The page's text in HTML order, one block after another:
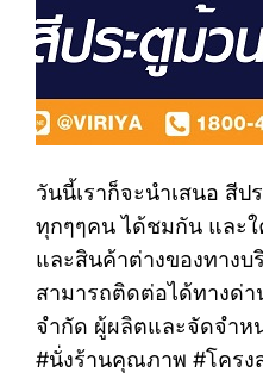
วันนี้เราก็จะนำเสนอ สี
ทุกๆๆคน ได้ชมกัน และ
และสินค้าต่างของทางบ
สามารถติดต่อได้ทางด่า
จำกัด ผู้ผลิตและจัดจำห
#นั่งร้านคุณภาพ #โครง